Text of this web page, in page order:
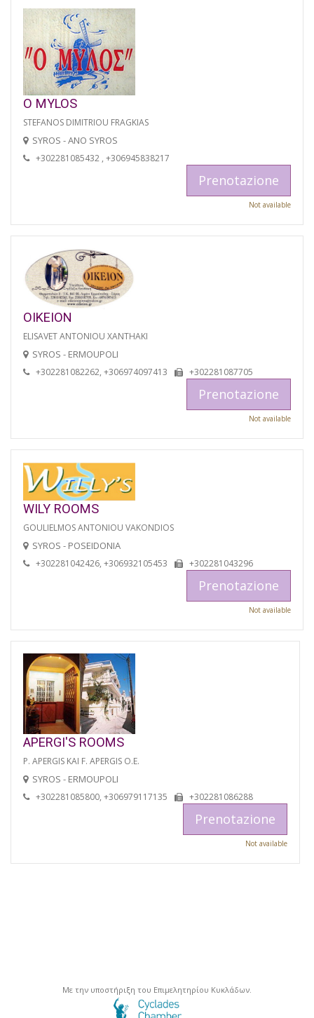
O MYLOS
STEFANOS DIMITRIOU FRAGKIAS
SYROS - ANO SYROS
+302281085432 , +306945838217
Prenotazione
Not available
OIKEION
ELISAVET ANTONIOU XANTHAKI
SYROS - ERMOUPOLI
+302281082262, +306974097413 +302281087705
Prenotazione
Not available
WILY ROOMS
GOULIELMOS ANTONIOU VAKONDIOS
SYROS - POSEIDONIA
+302281042426, +306932105453 +302281043296
Prenotazione
Not available
APERGI'S ROOMS
P. APERGIS KAI F. APERGIS O.E.
SYROS - ERMOUPOLI
+302281085800, +306979117135 +302281086288
Prenotazione
Not available
Με την υποστήριξη του Επιμελητηρίου Κυκλάδων.